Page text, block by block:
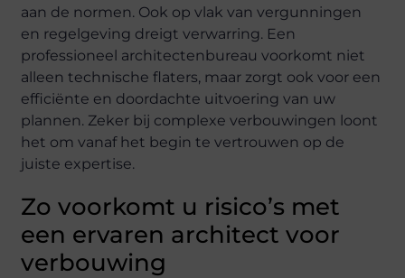
aan de normen. Ook op vlak van vergunningen
en regelgeving dreigt verwarring. Een
professioneel architectenbureau voorkomt niet
alleen technische flaters, maar zorgt ook voor een
efficiënte en doordachte uitvoering van uw
plannen. Zeker bij complexe verbouwingen loont
het om vanaf het begin te vertrouwen op de
juiste expertise.
Zo voorkomt u risico’s met
een ervaren architect voor
verbouwing